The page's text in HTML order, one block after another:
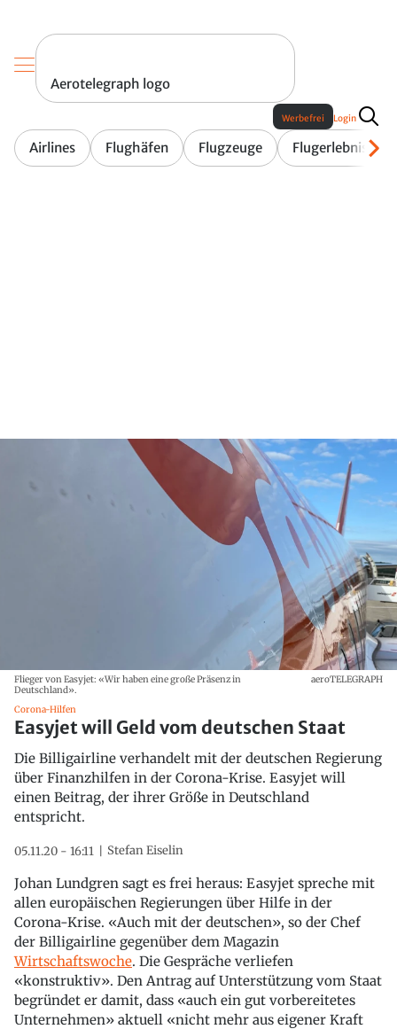
Aerotelegraph logo
Airlines Flughäfen Flugzeuge Flugerlebnis
Werbefrei Login
Flieger von Easyjet: «Wir haben eine große Präsenz in
Deutschland».
aeroTELEGRAPH
Corona-Hilfen
Easyjet will Geld vom deutschen Staat
Die Billigairline verhandelt mit der deutschen Regierung
über Finanzhilfen in der Corona-Krise. Easyjet will
einen Beitrag, der ihrer Größe in Deutschland
entspricht.
05.11.20 - 16:11 Stefan Eiselin
Johan Lundgren sagt es frei heraus: Easyjet spreche mit
allen europäischen Regierungen über Hilfe in der
Corona-Krise. «Auch mit der deutschen», so der Chef
der Billigairline gegenüber dem Magazin
Wirtschaftswoche. Die Gespräche verliefen
«konstruktiv». Den Antrag auf Unterstützung vom Staat
begründet er damit, dass «auch ein gut vorbereitetes
Unternehmen» aktuell «nicht mehr aus eigener Kraft